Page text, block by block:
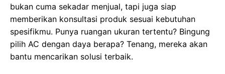
bukan cuma sekadar menjual, tapi juga siap
memberikan konsultasi produk sesuai kebutuhan
spesifikmu. Punya ruangan ukuran tertentu? Bingung
pilih AC dengan daya berapa? Tenang, mereka akan
bantu mencarikan solusi terbaik.